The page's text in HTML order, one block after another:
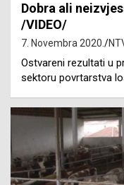
Dobra ali
/VIDEO/
7. Novembra 2020.
Ostvareni rezultati u
sektoru povrtarstva